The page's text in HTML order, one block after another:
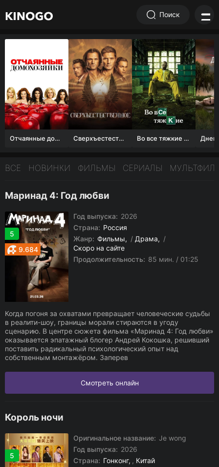
Поиск
Отчаянные домохозяйки (1 сезон) Сверхъестественное Во все тяжкие 1-5 сезон
ВСЕ НОВИНКИ ФИЛЬМЫ СЕРИАЛЫ
Маринад 4: Год любви
5
9.684
Год выпуска: 2026
Страна: Россия
Жанр: Фильмы / Драма
/
Скоро на сайте
Продолжительность: 85 мин. / 01:25
Когда погоня за охватами превращает человеческие судьбы
в реалити-шоу, границы морали стираются в угоду
сценарию. В центре сюжета фильма «Маринад 4: Год любви»
оказывается эпатажный блогер Андрей Кокошка, решивший
поставить радикальный психологический опыт над
собственным монтажёром. Заперев
Смотреть онлайн
Король ночи
5
Оригинальное название: Je wong
Год выпуска: 2026
Страна: Гонконг , Китай